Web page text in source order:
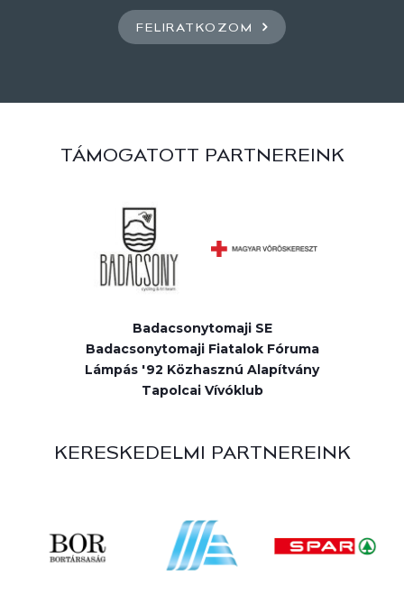
FELIRATKOZOM
TÁMOGATOTT PARTNEREINK
Badacsonytomaji SE
Badacsonytomaji Fiatalok Fóruma
Lámpás '92 Közhasznú Alapítvány
Tapolcai Vívóklub
KERESKEDELMI PARTNEREINK